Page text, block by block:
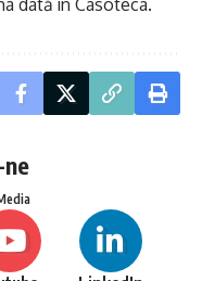
dată în Casoteca.